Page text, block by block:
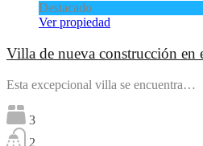
Destacado
Ver propiedad
Villa de nueva construcción en
Esta excepcional villa se encuentra…
3
2